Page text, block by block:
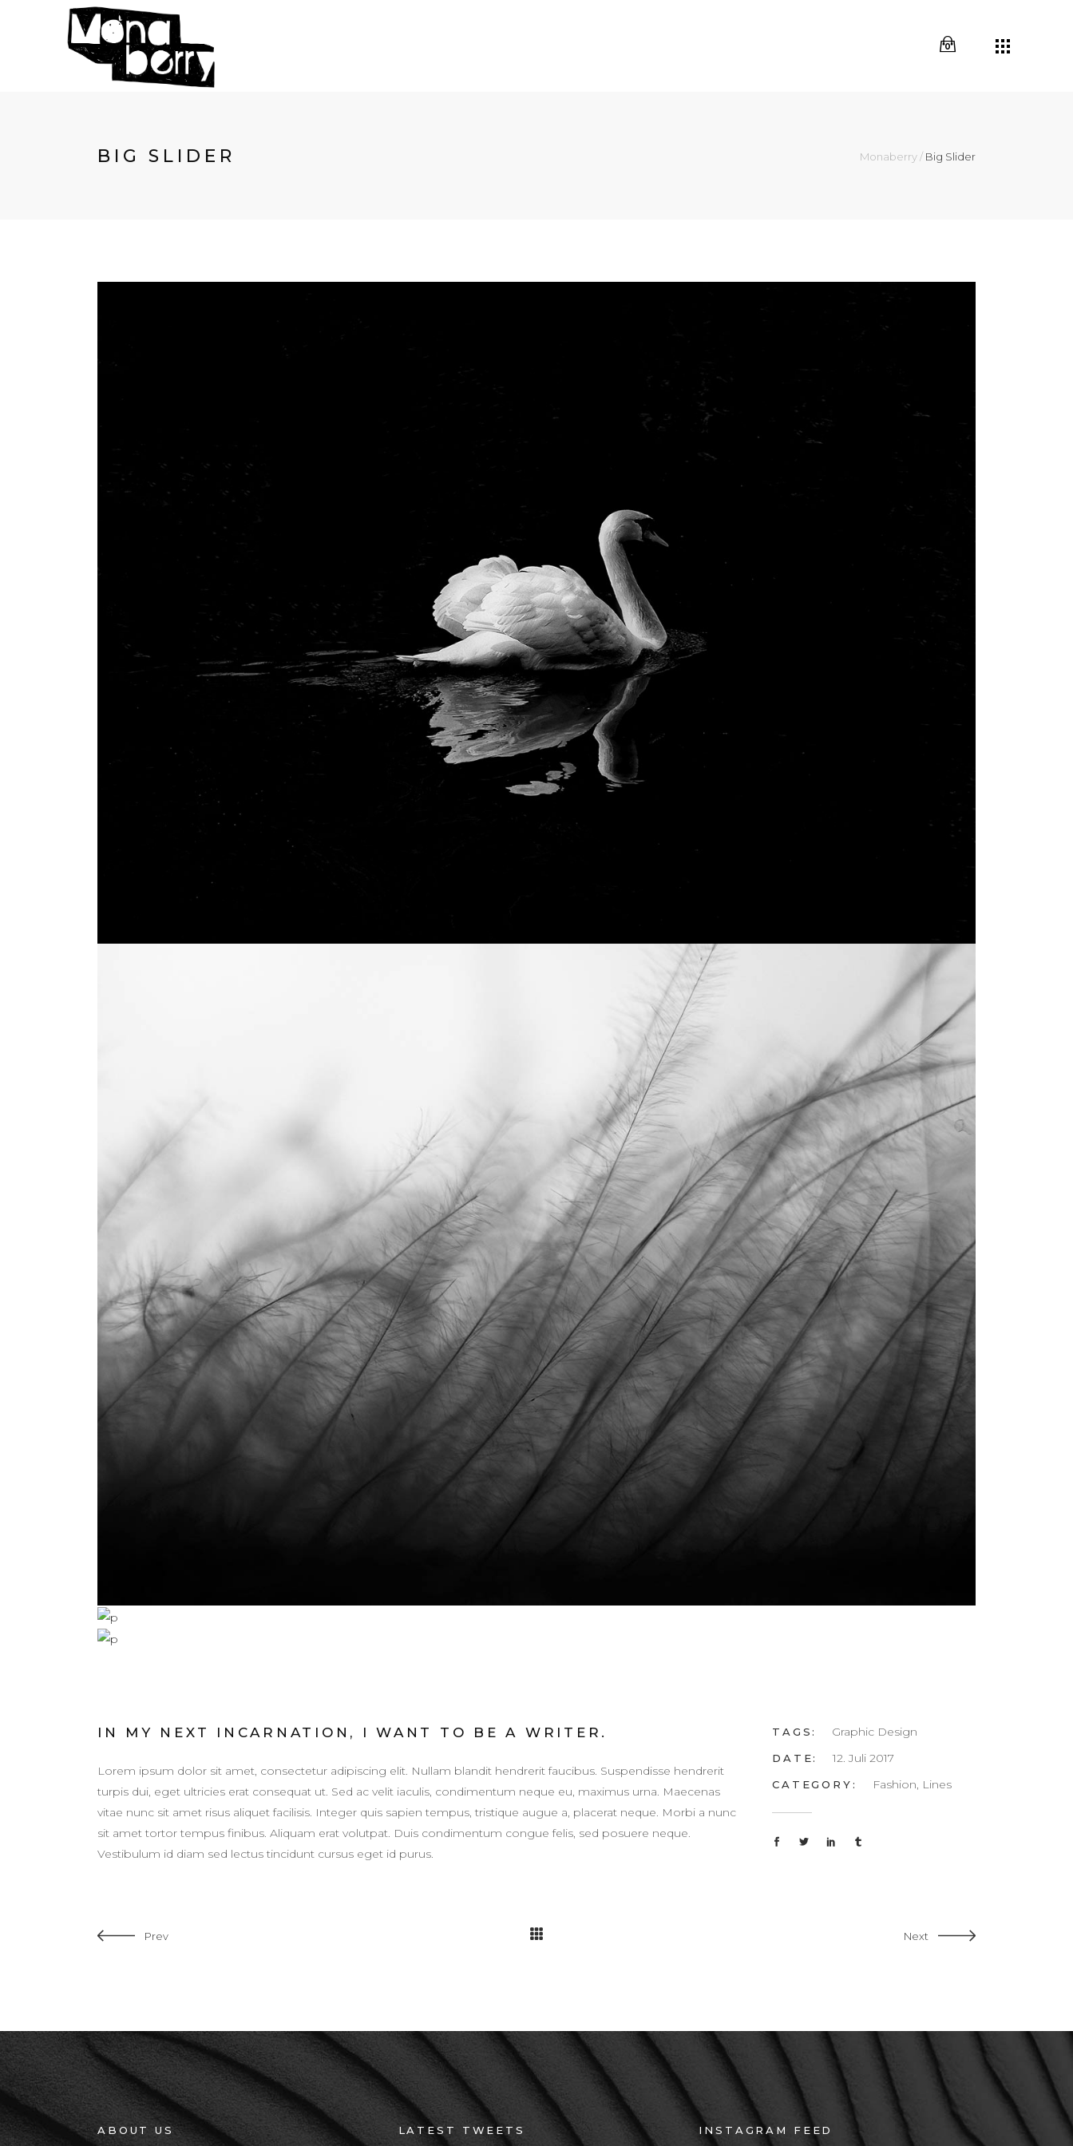
0
BIG SLIDER Monaberry/ Big Slider
IN MY NEXT INCARNATION, I WANT TO BE A WRITER.
Lorem ipsum dolor sit amet, consectetur adipiscing elit. Nullam blandit hendrerit faucibus. Suspendisse hendrerit
turpis dui, eget ultricies erat consequat ut. Sed ac velit iaculis, condimentum neque eu, maximus urna. Maecenas
vitae nunc sit amet risus aliquet facilisis. Integer quis sapien tempus, tristique augue a, placerat neque. Morbi a nunc
sit amet tortor tempus finibus. Aliquam erat volutpat. Duis condimentum congue felis, sed posuere neque.
Vestibulum id diam sed lectus tincidunt cursus eget id purus.
TAGS: Graphic Design
DATE: 12. Juli 2017
CATEGORY: Fashion, Lines
Prev Next
ABOUT US LATEST TWEETS INSTAGRAM FEED